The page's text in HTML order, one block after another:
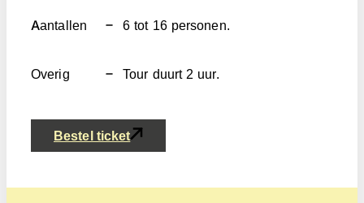
Aantallen 6 tot 16 personen.
Overig Tour duurt 2 uur.
Bestel ticket